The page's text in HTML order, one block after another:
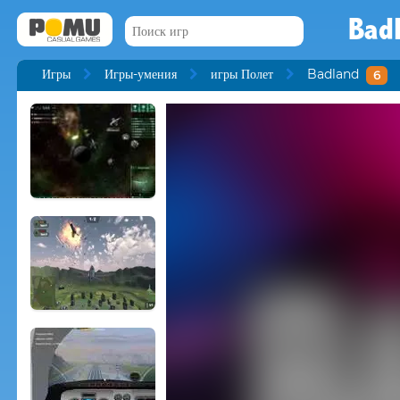
Игры Игры-умения игры Полет Badland 6